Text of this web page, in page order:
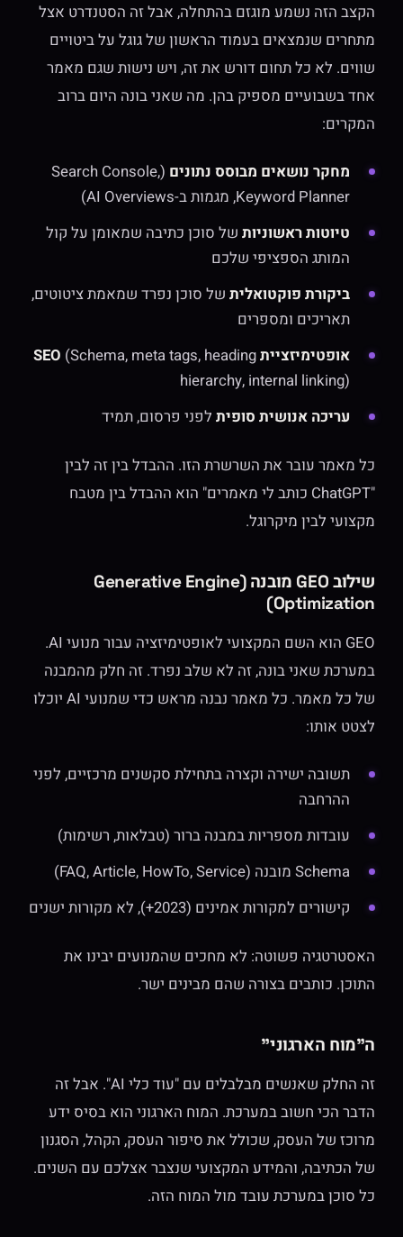
הקצב הזה נשמע מוגזם בהתחלה, אבל זה הסטנדרט אצל
מתחרים שנמצאים בעמוד הראשון של גוגל על ביטויים
שווים. לא כל תחום דורש את זה, ויש נישות שגם מאמר
אחד בשבועיים מספיק בהן. מה שאני בונה היום ברוב
המקרים:
מחקר נושאים מבוסס נתונים (Search Console,
Keyword Planner, מגמות ב-AI Overviews)
טיוטות ראשוניותשל סוכן כתיבה שמאומן על קול
המותג הספציפי שלכם
ביקורת פוקטואליתשל סוכן נפרד שמאמת ציטוטים,
תאריכים ומספרים
אופטימיזציית SEO(Schema, meta tags, heading
hierarchy, internal linking)
עריכה אנושית סופיתלפני פרסום, תמיד
כל מאמר עובר את השרשרת הזו. ההבדל בין זה לבין
"ChatGPT כותב לי מאמרים" הוא ההבדל בין מטבח
מקצועי לבין מיקרוגל.
שילוב GEO מובנה (Generative Engine
Optimization)
GEO הוא השם המקצועי לאופטימיזציה עבור מנועי AI.
במערכת שאני בונה, זה לא שלב נפרד. זה חלק מהמבנה
של כל מאמר. כל מאמר נבנה מראש כדי שמנועי AI יוכלו
לצטט אותו:
תשובה ישירה וקצרה בתחילת סקשנים מרכזיים, לפני
ההרחבה
עובדות מספריות במבנה ברור (טבלאות, רשימות)
Schema מובנה (FAQ, Article, HowTo, Service)
קישורים למקורות אמינים (2023+), לא מקורות ישנים
האסטרטגיה פשוטה: לא מחכים שהמנועים יבינו את
התוכן. כותבים בצורה שהם מבינים ישר.
ה"מוח הארגוני"
זה החלק שאנשים מבלבלים עם "עוד כלי AI". אבל זה
הדבר הכי חשוב במערכת. המוח הארגוני הוא בסיס ידע
מרוכז של העסק, שכולל את סיפור העסק, הקהל, הסגנון
של הכתיבה, והמידע המקצועי שנצבר אצלכם עם השנים.
כל סוכן במערכת עובד מול המוח הזה.